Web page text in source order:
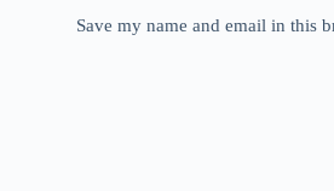
Save my name and email in this